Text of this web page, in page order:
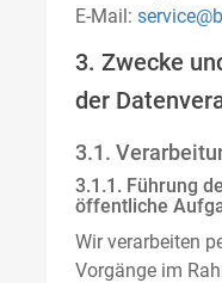
E-Mail:
3. Zwecke
der
3.1.
3.1.1. Führung
öffentliche
Wir verarbeiten
Vorgänge im